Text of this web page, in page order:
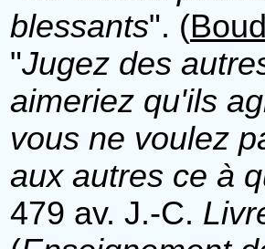
blessants". (
"Jugez des
aimeriez qu'ils
vous ne voulez
aux autres ce à
479 av. J.-C.